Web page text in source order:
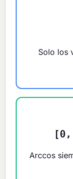
Solo los
Arccos